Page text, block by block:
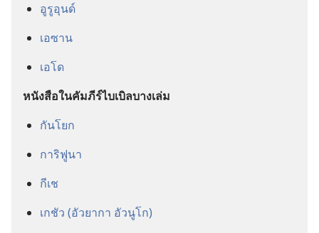
อูรูอุนด์
เอซาน
เอโด
หนังสือ​ใน​คัมภีร์​ไบเบิล​บาง​เล่ม
กันโยก
การิฟูนา
กีเช
เกชัว (อัวยากา อัวนูโก)